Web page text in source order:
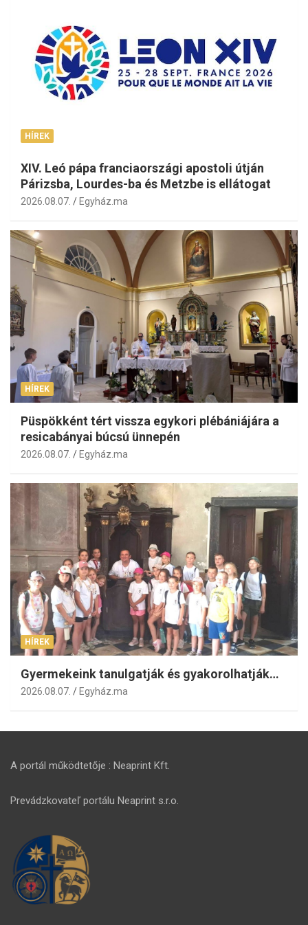
HÍREK
XIV. Leó pápa franciaországi apostoli útján
Párizsba, Lourdes-ba és Metzbe is ellátogat
2026.08.07. Egyház.ma
HÍREK
Püspökként tért vissza egykori plébániájára a
resicabányai búcsú ünnepén
2026.08.07. Egyház.ma
HÍREK
Gyermekeink tanulgatják és gyakorolhatják…
2026.08.07. Egyház.ma
A portál működtetője : Neaprint Kft.
Prevádzkovateľ portálu Neaprint s.r.o.